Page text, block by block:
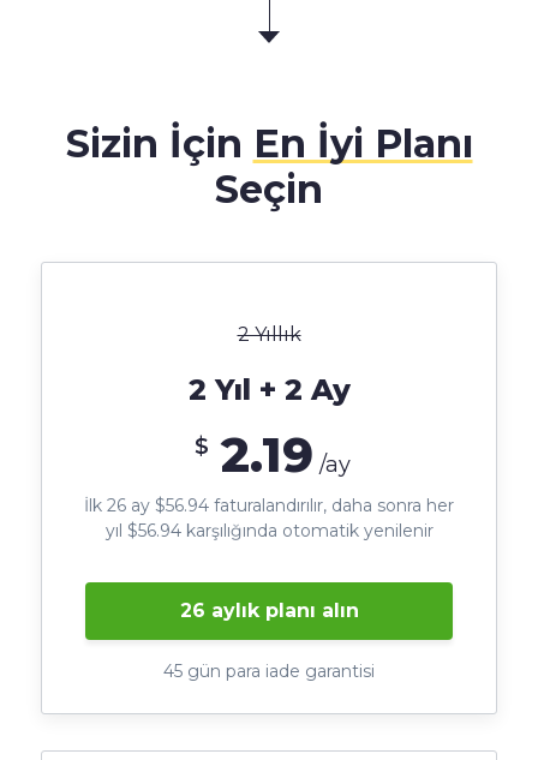
Sizin İçin En İyi Planı
Seçin
2 Yıllık
2 Yıl + 2 Ay
$ 2.19 /ay
İlk 26 ay $56.94 faturalandırılır, daha sonra her
yıl $56.94 karşılığında otomatik yenilenir
26 aylık planı alın
45 gün para iade garantisi